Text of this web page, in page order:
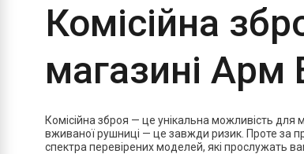
Комісійна
магазині Арм
Комісійна зброя — це унікальна можливість для
вживаної рушниці — це завжди ризик. Проте за
спектра перевірених моделей, які прослужать